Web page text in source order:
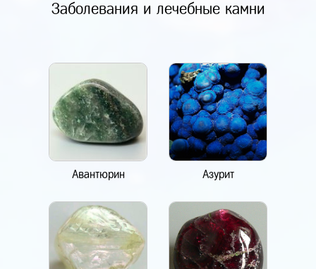
Заболевания и лечебные камни
Авантюрин Азурит